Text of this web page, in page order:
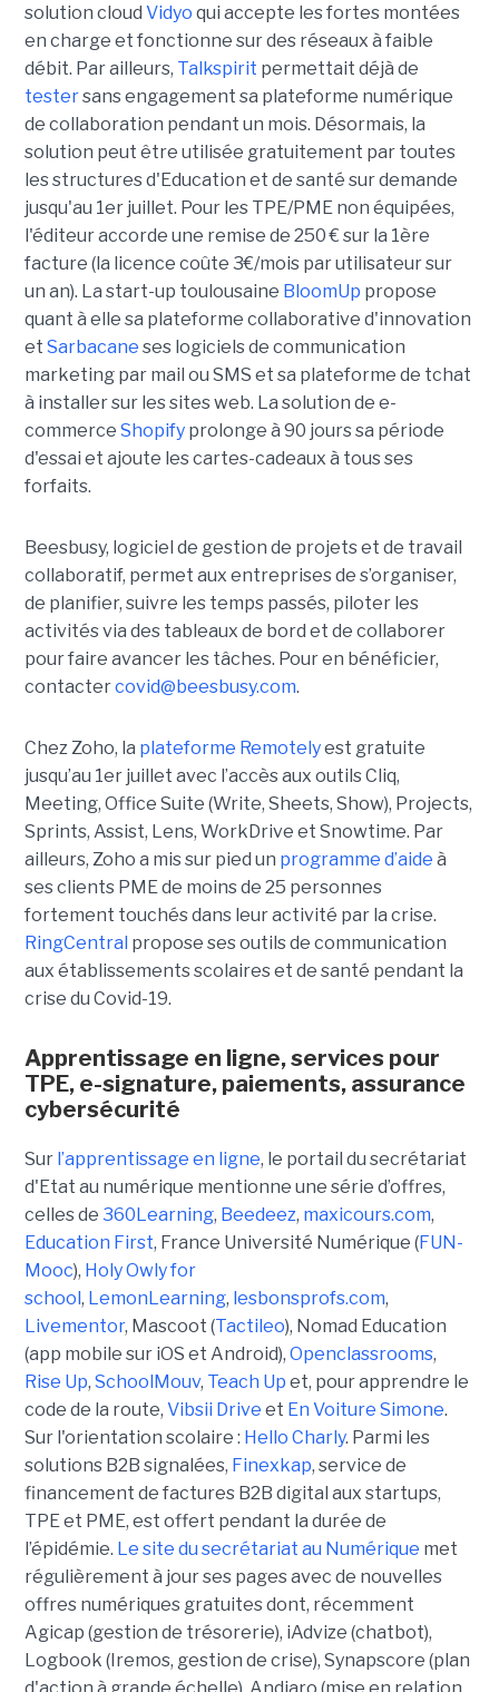
solution cloud Vidyo qui accepte les fortes montées
en charge et fonctionne sur des réseaux à faible
débit. Par ailleurs, Talkspirit permettait déjà de
testersans engagement sa plateforme numérique
de collaboration pendant un mois. Désormais, la
solution peut être utilisée gratuitement par toutes
les structures d'Education et de santé sur demande
jusqu'au 1er juillet. Pour les TPE/PME non équipées,
l'éditeur accorde une remise de 250 € sur la 1ère
facture (la licence coûte 3€/mois par utilisateur sur
un an). La start-up toulousaine BloomUp propose
quant à elle sa plateforme collaborative d'innovation
et Sarbacane ses logiciels de communication
marketing par mail ou SMS et sa plateforme de tchat
à installer sur les sites web. La solution de e-
commerce Shopifyprolonge à 90 jours sa période
d'essai et ajoute les cartes-cadeaux à tous ses
forfaits.
Beesbusy, logiciel de gestion de projets et de travail
collaboratif, permet aux entreprises de s’organiser,
de planifier, suivre les temps passés, piloter les
activités via des tableaux de bord et de collaborer
pour faire avancer les tâches. Pour en bénéficier,
contactercovid@beesbusy.com.
Chez Zoho, la plateforme Remotelyest gratuite
jusqu’au 1er juillet avec l’accès aux outils Cliq,
Meeting, Office Suite (Write, Sheets, Show), Projects,
Sprints, Assist, Lens, WorkDrive et Snowtime. Par
ailleurs, Zoho a mis sur pied un programme d’aide à
ses clients PME de moins de 25 personnes
fortement touchés dans leur activité par la crise.
RingCentral propose ses outils de communication
aux établissements scolaires et de santé pendant la
crise du Covid-19.
Apprentissage en ligne, services pour
TPE, e-signature, paiements, assurance
cybersécurité
Sur l’apprentissage en ligne, le portail du secrétariat
d'Etat au numérique mentionne une série d’offres,
celles de 360Learning, Beedeez, maxicours.com,
Education First, France Université Numérique (FUN-
Mooc), Holy Owly for
school , LemonLearning, lesbonsprofs.com,
Livementor, Mascoot (Tactileo), Nomad Education
(app mobile sur iOS et Android), Openclassrooms,
Rise Up, SchoolMouv, Teach Up et, pour apprendre le
code de la route, Vibsii Drive et En Voiture Simone.
Sur l'orientation scolaire : Hello Charly. Parmi les
solutions B2B signalées, Finexkap, service de
financement de factures B2B digital aux startups,
TPE et PME, est offert pendant la durée de
l’épidémie. Le site du secrétariat au Numérique met
régulièrement à jour ses pages avec de nouvelles
offres numériques gratuites dont, récemment
Agicap (gestion de trésorerie), iAdvize (chatbot),
Logbook (Iremos, gestion de crise), Synapscore (plan